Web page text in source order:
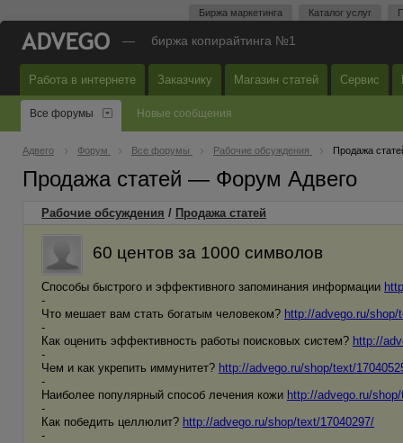
Биржа маркетинга Каталог услуг
— биржа копирайтинга №1
Работа в интернете Заказчику Магазин статей Сервис
Все форумы Новые сообщения
Адвего Форум Все форумы Рабочие обсуждения Продажа
Продажа статей — Форум Адвего
Рабочие обсуждения / Продажа статей
60 центов за 1000 символов
Способы быстрого и эффективного запоминания информации
-
Что мешает вам стать богатым человеком? http://advego.ru/shop/
-
Как оценить эффективность работы поисковых систем? http://
-
Чем и как укрепить иммунитет? http://advego.ru/shop/text/
-
Наиболее популярный способ лечения кожи http://advego.ru/
-
Как победить целлюлит? http://advego.ru/shop/text/17040297/
-